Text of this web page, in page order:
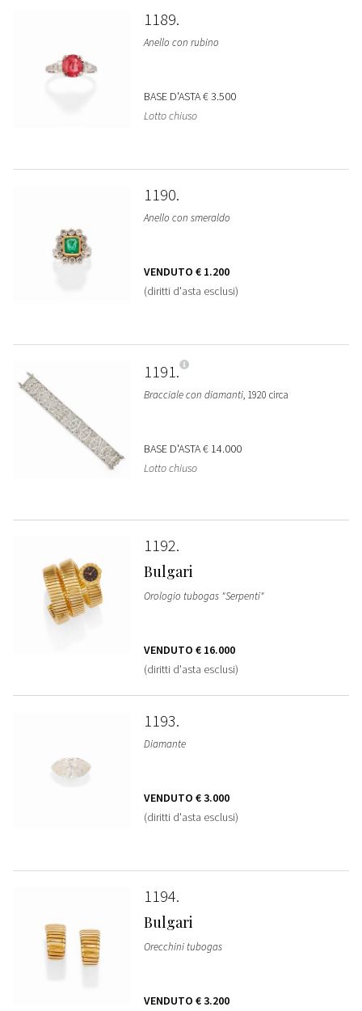
1189
Anello con rubino
BASE D'ASTA€ 3.500
Lotto chiuso
1190
Anello con smeraldo
VENDUTO € 1.200
(diritti d'asta esclusi)
1191
Bracciale con diamanti, 1920 circa
BASE D'ASTA€ 14.000
Lotto chiuso
1192
Bulgari
Orologio tubogas "Serpenti"
VENDUTO € 16.000
(diritti d'asta esclusi)
1193
Diamante
VENDUTO € 3.000
(diritti d'asta esclusi)
1194
Bulgari
Orecchini tubogas
VENDUTO € 3.200